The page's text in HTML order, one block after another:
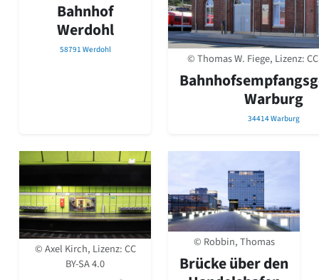
Kontakt
Impressum
Datenschutz
Bahnhof
Werdohl
58791 Werdohl
© Thomas W. Fiege, Lizenz:
Warburg
34414 Warburg
© Axel Kirch, Lizenz:CC
BY-SA 4.0
© Robbin, Thomas
Brücke über den